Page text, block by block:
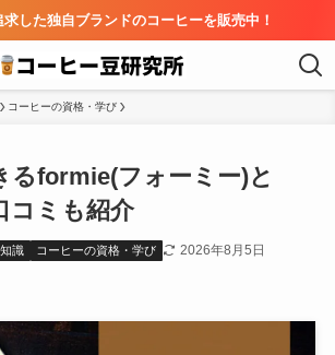
した独自ブランドのコーヒーを販売中！
コーヒーの資格・学び
るformie(フォーミー)と
コミも紹介
識 コーヒーの資格・学び
2026年8月5日